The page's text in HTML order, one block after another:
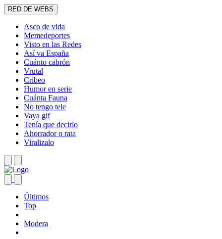
RED DE WEBS
Asco de vida
Memedeportes
Visto en las Redes
Así va España
Cuánto cabrón
Vrutal
Cribeo
Humor en serie
Cuánta Fauna
No tengo tele
Vaya gif
Tenía que decirlo
Ahorrador o rata
Viralizalo
Últimos
Top
Modera